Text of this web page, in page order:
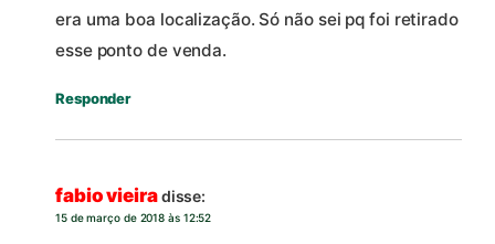
era uma boa localização. Só não sei pq foi retirado
esse ponto de venda.
Responder
fabio vieiradisse:
15 de março de 2018 às 12:52